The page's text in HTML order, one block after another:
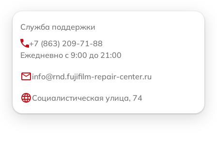
Служба поддержки
+7 (863) 209-71-88
Ежедневно с 9:00 до 21:00
info@rnd.fujifilm-repair-center.ru
Социалистическая улица, 74